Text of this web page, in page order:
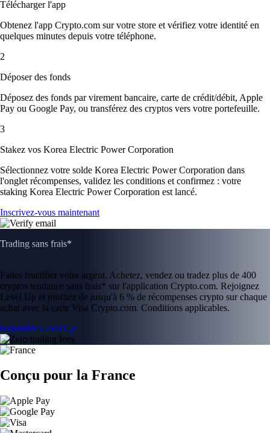
Télécharger l'app
Obtenez l'app Crypto.com sur votre store et vérifiez votre identité en
quelques minutes depuis votre téléphone.
2
Déposer des fonds
Déposez des fonds par virement bancaire, carte de crédit/débit, Apple
Pay ou Google Pay, ou transférez des cryptos vers votre portefeuille.
3
Stakez vos Korea Electric Power Corporation
Sélectionnez votre solde Korea Electric Power Corporation dans
l'onglet récompenses, validez les conditions et confirmez : votre
staking Korea Electric Power Corporation est lancé.
Inscrivez-vous maintenant
Trading sans frais*
Faites fructifier votre argent. Achetez, vendez ou tradez plus de 400
cryptos tendance sans frais* sur l'application Crypto.com. Rejoignez
Level Up et profitez de jusqu'à 6 % de récompenses crypto sur chaque
achat avec la carte Visa Crypto.com. Conditions applicables.
Rejoindre Level Up
Conçu pour la France